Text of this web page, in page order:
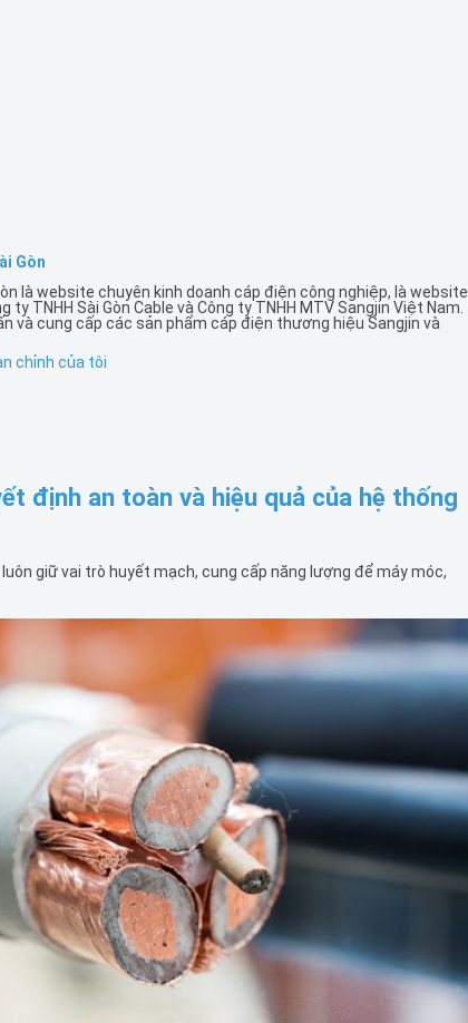
Gòn
là website chuyên kinh doanh cáp điện công nghiệp, là website
ty TNHH Sài Gòn Cable và Công ty TNHH MTV Sangjin Việt Nam.
và cung cấp các sản phẩm cáp điện thương hiệu Sangjin và
chỉnh của tôi
định an toàn và hiệu quả của hệ thống
giữ vai trò huyết mạch, cung cấp năng lượng để máy móc,